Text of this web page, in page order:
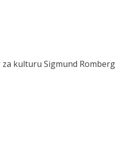
kulturu Sigmund Romberg